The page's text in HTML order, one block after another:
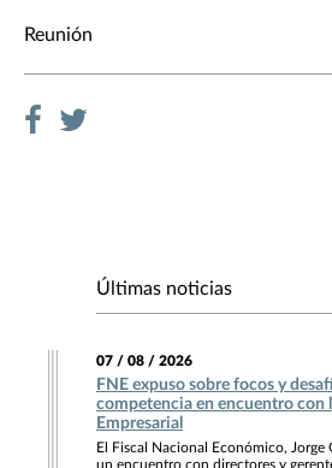
Reunión
Últimas noticias
07 / 08 / 2026
FNE expuso sobre focos y
competencia en encuentro con
Empresarial
El Fiscal Nacional Económico,
un encuentro con directores y